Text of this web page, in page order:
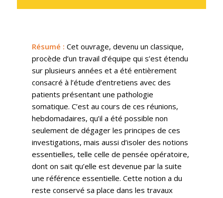
Résumé : Cet ouvrage, devenu un classique,
procède d’un travail d’équipe qui s’est étendu
sur plusieurs années et a été entièrement
consacré à l’étude d’entretiens avec des
patients présentant une pathologie
somatique. C’est au cours de ces réunions,
hebdomadaires, qu’il a été possible non
seulement de dégager les principes de ces
investigations, mais aussi d’isoler des notions
essentielles, telle celle de pensée opératoire,
dont on sait qu’elle est devenue par la suite
une référence essentielle. Cette notion a du
reste conservé sa place dans les travaux